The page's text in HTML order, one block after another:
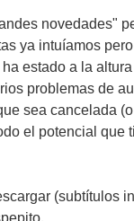
novedades"
ya intuíamos
estado a la
problemas de
sea cancelada
el potencial que
(subtítulos